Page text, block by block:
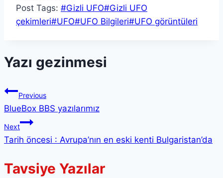
Post Tags: #Gizli UFO#Gizli UFO
çekimleri#UFO#UFO Bilgileri#UFO görüntüleri
Yazı gezinmesi
Previous
BlueBox BBS yazılarımız
Next
Tarih öncesi : Avrupa’nın en eski kenti Bulgaristan’da
Tavsiye Yazılar